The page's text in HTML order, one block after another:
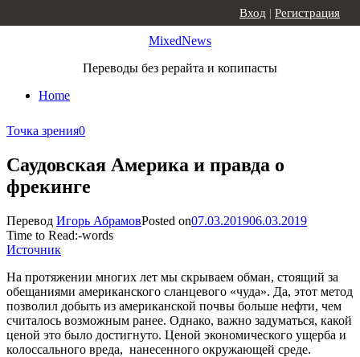
MixedNews
Переводы без рерайта и копипасты
Home
Вход | Регистрация
Точка зрения0
Саудовская Америка и правда о
фрекинге
Перевод Игорь АбрамовPosted on07.03.201906.03.2019
Time to Read:-words
Источник
На протяжении многих лет мы скрываем обман, стоящий за
обещаниями американского сланцевого «чуда». Да, этот метод
позволил добыть из американской почвы больше нефти, чем
считалось возможным ранее. Однако, важно задуматься, какой
ценой это было достигнуто. Ценой экономического ущерба и
колоссального вреда, нанесенного окружающей среде.